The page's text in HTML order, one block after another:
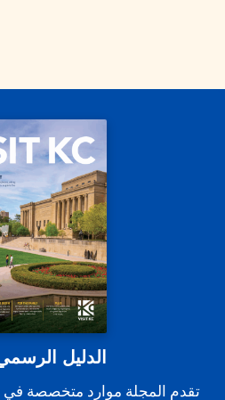
الدليل
تقدم المجلة موارد متخصصة في